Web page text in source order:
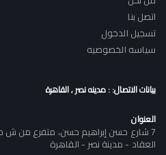
اتصل بنا
تسجيل الدخول
سياسه الخصوصيه
بيانات الاتصال: : مدينه نصر , القاهرة
العنوان
7 شارع حسن إبراهيم حسن، متفرع من
العقاد - مدينة نصر - القاهرة